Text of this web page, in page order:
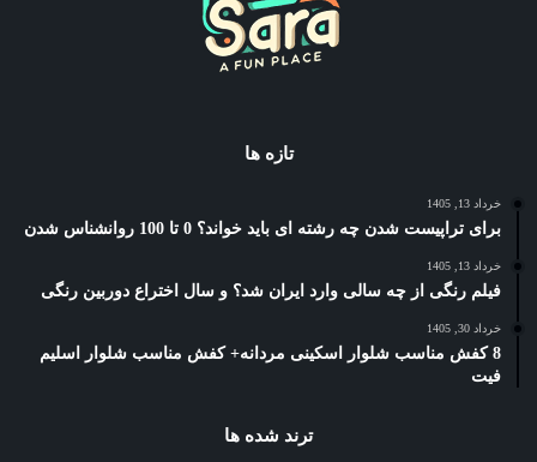
تازه ها
خرداد 13, 1405
برای تراپیست شدن چه رشته ای باید خواند؟ 0 تا 100 روانشناس شدن
خرداد 13, 1405
فیلم رنگی از چه سالی وارد ایران شد؟ و سال اختراع دوربین رنگی
خرداد 30, 1405
8 کفش مناسب شلوار اسکینی مردانه+ کفش مناسب شلوار اسلیم
فیت
ترند شده ها